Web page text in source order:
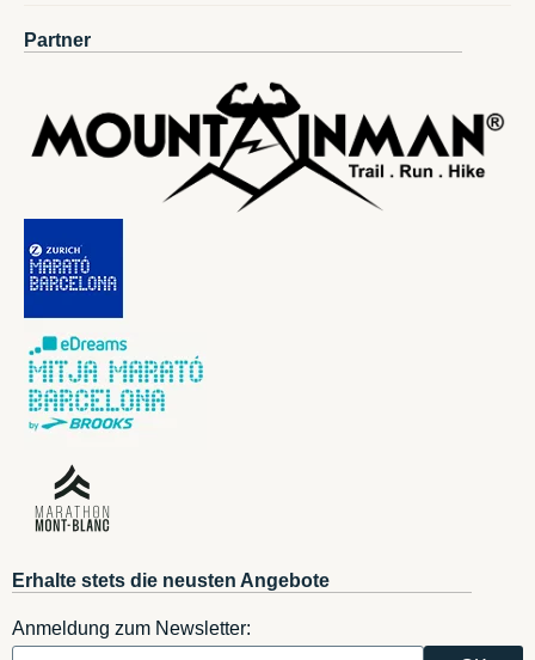
Partner
Erhalte stets die neusten Angebote
Anmeldung zum Newsletter: